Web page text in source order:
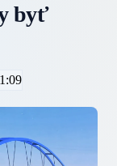
byť
1:09